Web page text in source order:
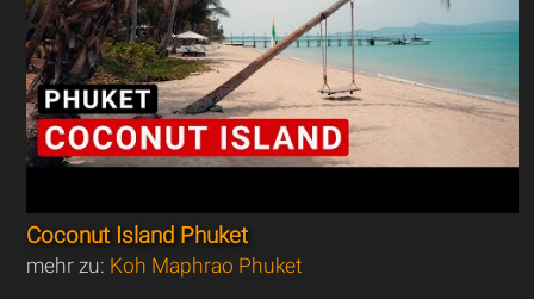
Coconut Island Phuket
mehr zu: Koh Maphrao Phuket